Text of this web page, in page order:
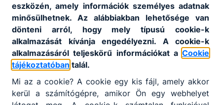
Cukrász
eszközén, amely információk személyes adatnak
minősülhetnek. Az alábbiakban lehetősége van
dönteni arról, hogy mely típusú cookie-k
alkalmazását kívánja engedélyezni. A cookie-k
alkalmazásáról teljeskörű információkat a Cookie
tájékoztatóban talál.
Mi az a cookie? A cookie egy kis fájl, amely akkor
kerül a számítógépre, amikor Ön egy webhelyet